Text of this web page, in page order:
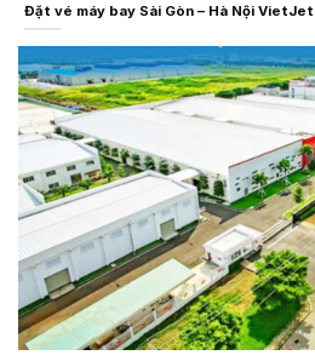
Đặt vé máy bay Sài Gòn – Hà Nội